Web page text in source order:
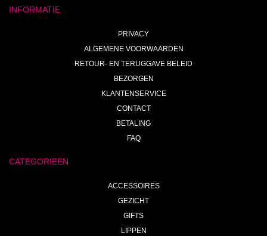
INFORMATIE
PRIVACY
ALGEMENE VOORWAARDEN
RETOUR- EN TERUGGAVE BELEID
BEZORGEN
KLANTENSERVICE
CONTACT
BETALING
FAQ
CATEGORIEEN
ACCESSOIRES
GEZICHT
GIFTS
LIPPEN